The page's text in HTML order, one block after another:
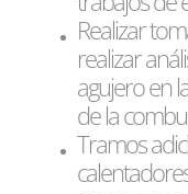
Realizar
realizar
agujero en
de la
Tramos